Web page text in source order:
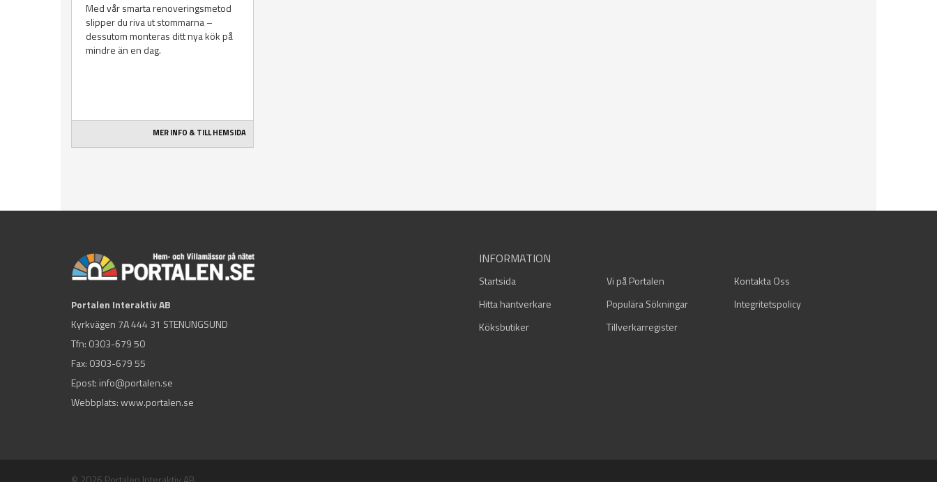
Med vår smarta renoveringsmetod
slipper du riva ut stommarna –
dessutom monteras ditt nya kök på
mindre än en dag.
MER INFO & TILL HEMSIDA
Portalen Interaktiv AB
Kyrkvägen 7A 444 31 STENUNGSUND
Tfn: 0303-679 50
Fax: 0303-679 55
Epost: info@portalen.se
Webbplats: www.portalen.se
INFORMATION
Startsida Vi på Portalen
Kontakta Oss
Hitta hantverkare
Populära Sökningar
Integritetspolicy
Köksbutiker
Tillverkarregister